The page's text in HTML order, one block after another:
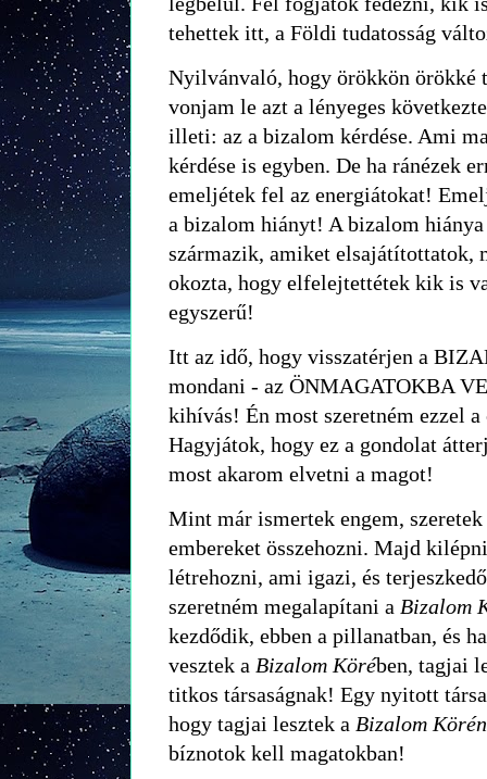
tehettek itt, a Földi tudatosság
Nyilvánvaló, hogy örökkön örökké
vonjam le azt a lényeges
illeti: az a bizalom kérdése. Ami
kérdése is egyben. De ha ránézek
emeljétek fel az energiátokat!
a bizalom hiányt! A bizalom
származik, amiket elsajátítottatok,
okozta, hogy elfelejtettétek kik is
egyszerű!
Itt az idő, hogy visszatérjen a
mondani - az ÖNMAGATOKBA
kihívás! Én most szeretném ezzel
Hagyjátok, hogy ez a gondolat
most akarom elvetni a magot!
Mint már ismertek engem,
embereket összehozni. Majd
létrehozni, ami igazi, és
szeretném megalapítani a Bizalom
kezdődik, ebben a pillanatban, és
vesztek a Bizalom Körében, tagjai
titkos társaságnak! Egy nyitott
hogy tagjai lesztek a Bizalom
bíznotok kell magatokban!